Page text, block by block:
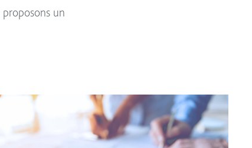
un